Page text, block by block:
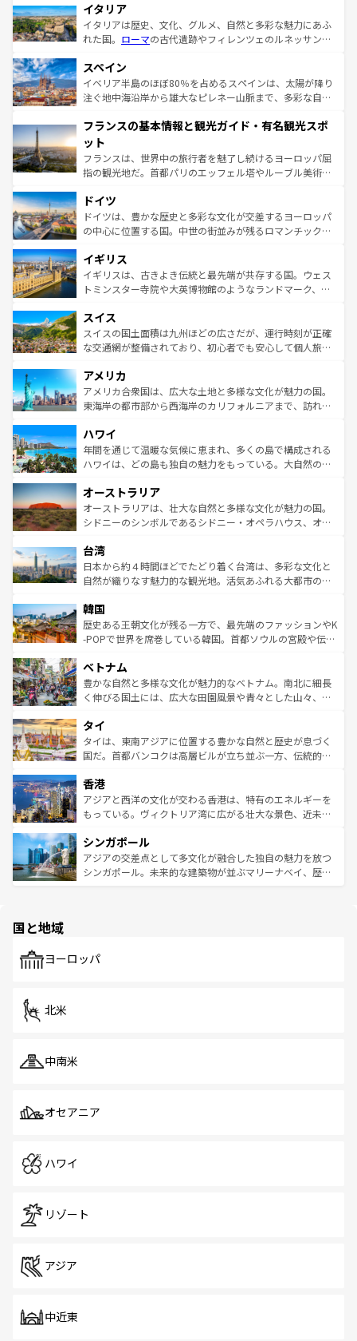
イタリア
イタリアは歴史、文化、グルメ、自然と多彩な魅力にあふ
れた国。 ローマの古代遺跡やフィレンツェのルネッサンス
ろん、トスカーナの美しい田園風景やアマルフィ海岸の絶
景など、自然景観も見逃せない。観光の合間には、本場の
ピザやパスタなど、絶品のイタリア料理を堪能することも
ませてくれるイタリアで、忘れられない旅をしてみよう！
なお、新着のイタリア情報は
しい。
スペイン
イベリア半島のほぼ80％を占めるスペインは、太陽が降り
注ぐ地中海沿岸から雄大なピレネー山脈まで、多彩な自然
文化が根付くこの国では、情熱的なフラメンコ、熱気あふ
れる闘牛、そして美味しいタパスが生活の一部となってい
る。首都マドリードの洗練された雰囲気や、バルセロナの
アートに溢れた街角から、地方では古代ローマ遺跡や中世
せる。地方によって風土や気候が異なるスペインはその個
性で訪れる人を魅了する。 なお、新着のスペイン情報は コ
ンテンツ一覧を参照してほしい。
フランスの基本情報と観光ガイド・有名観光スポ
ット
フランスは、世界中の旅行者を魅了し続けるヨーロッパ屈
指の観光地だ。首都パリのエッフェル塔やルーブル美術館
で、幅広い魅力が詰まっている。華麗な宮殿、歴史的な大
聖堂、美しいビーチ、そして豊かな自然が、訪れる者を心
から魅了する。また、フランスは美食の国としても知ら
いる。シャンパンの発祥地であるランス、プロヴァンスの
香り高いラベンダー畑など、多彩な楽しみ方が可能だ。さ
らに、パリ以外の地域にも魅力が溢れており、どの街角に
れる地方に足を運ぶとそれぞれで全く異なる文化を体験で
きるだろう。 なお、新着のフランス情報はコンテンツ一覧
を参照してほしい。
ドイツ
ドイツは、豊かな歴史と多彩な文化が交差するヨーロッパ
の中心に位置する国。中世の街並みが残るロマンチック街
顔を持つこの国は、どこを歩いても飽きることがない。ベ
ルリンの文化的活気、バイエルン州のアルプスの絶景、そ
してライン川沿いのワイン畑といった風景は必見。ビール
は、お酒好きな人にはぜひ体験してほしい。 なお、新着の
ドイツ情報はコンテンツ一覧を参照してほしい。
イギリス
イギリスは、古きよき伝統と最先端が共存する国。ウェス
トミンスター寺院や大英博物館のようなランドマーク、歴
リアごとに異なる魅力がある。また、優雅なアフタヌーン
ティー、ビール好きにはたまらない英国パブ、サッカー観
戦など、本場だからこそできる体験も豊富。イギリスを旅
ンツ一覧を参照してほしい。
スイス
スイスの国土面積は九州ほどの広さだが、運行時刻が正確
な交通網が整備されており、初心者でも安心して個人旅行
の建物がそのまま残る町や、スイスならではのユニークな
博物館もあり、アルプス観光だけでなく町歩きも満喫する
ことができる。国民の所得が高いため物価も高いが、旅行
ば市内交通費無料で観光を楽しむこともできる。 なお、新
着のスイス情報はコンテンツ一覧 を参照してほしい。
アメリカ
アメリカ合衆国は、広大な土地と多様な文化が魅力の国。
東海岸の都市部から西海岸のカリフォルニアまで、訪れる
のような巨大都市は、観光、ショッピング、エンターテイ
ンメントが詰まった刺激的なスポットだ。一方、アメリカ
西部には大自然が広がり、グランドキャニオンやイエロー
部のニューオーリンズでは、音楽と美食が融合した独特の
文化が魅力。旅行者はアメリカの各地域で異なる魅力を楽
しみながら、その多様性と豊かな歴史を感じることができ
ならではの贅沢な旅のスタイルだ。 なお、新着のアメリカ
情報はコンテンツ一覧を参照してほしい。
ハワイ
年間を通じて温暖な気候に恵まれ、多くの島で構成される
ハワイは、どの島も独自の魅力をもっている。大自然の神
ワイ島は見逃せない。また、定番の観光地といえばオアフ
島だが、静かな自然を求めるならマウイ島やカウアイ島が
おすすめ。エメラルドグリーンに輝く海をはじめ、豊かな
れるおもてなしの心で訪れる人々を迎えてくれるハワイの
人々、おいしいローカルフードやハワイアンミュージッ
ク、伝統的なフラダンスなど、すべてがハワイの魅力を彩
ワイを、存分に味わってほしい。 なお、新着のハワイ情報
はコンテンツ一覧を参照してほしい。
オーストラリア
オーストラリアは、壮大な自然と多様な文化が魅力の国。
シドニーのシンボルであるシドニー・オペラハウス、オー
リアリーフや大陸中央部にそびえるウルル（エアーズロッ
ク）、タスマニアの美しい原生林やケアンズの熱帯雨林な
ど、見どころがたくさん。また、カフェやワイン、オージ
いる。アクティビティも充実しており、サーフィンやダイ
ビング、ハイキングなど、アウトドア好きにはたまらな
い。オーストラリアの多彩な魅力を存分に味わいつくそ
参照してほしい。
台湾
日本から約４時間ほどでたどり着く台湾は、多彩な文化と
自然が織りなす魅力的な観光地。活気あふれる大都市の台
ン）、静ひつな山岳地帯である台湾東部など、都市の喧騒
と山間の静けさが共存しており、訪れる人に新しい発見と
驚きをもたらしてくれる。また、奥深い台湾の食文化も魅
容にもいいと評判のスイーツなど、バラエティ豊かな料理
が味わえる。 なお、新着の台湾情報は コンテンツ一覧を参
照してほしい。
韓国
歴史ある王朝文化が残る一方で、最先端のファッションやK
-POPで世界を席巻している韓国。首都ソウルの宮殿や伝統
き、地方に足を延ばせば四季折々の自然美を楽しむことが
できる。そして、キムチや焼肉、絶品のストリートフード
まで、さまざまな韓国料理が待っている。夜には、韓国な
リティに包まれながら、韓国の多彩な魅力を心ゆくまで味
わってみてほしい。 なお、新着の韓国情報はコンテンツ一
覧を参照してほしい。
ベトナム
豊かな自然と多様な文化が魅力的なベトナム。南北に細長
く伸びる国土には、広大な田園風景や青々とした山々、世
急速な発展と共に伝統が息づく。ハノイの古い町並みやホ
ーチミン市のフランス統治時代の建物も、独特の雰囲気を
醸し出している。また、バラエティの豊かさとおいしさで
とつ。フォーやバインミー、ベトナムコーヒーなどは、ぜ
ひ現地で味わいたい。どの地域を訪れてもあたたかい人々
が旅行者を迎えてくれるので、きっと忘れられない旅にな
参照してほしい。
タイ
タイは、東南アジアに位置する豊かな自然と歴史が息づく
国だ。首都バンコクは高層ビルが立ち並ぶ一方、伝統的な
の活気が交差している。北部ではチェンマイなどの山岳地
帯で自然と触れ合い、南部ではプーケットやクラビの美し
いビーチでリゾート気分を楽しむことができる。タイ料理
激する。気候は一年中温暖で、どの季節にも異なる楽しみ
が待っている。親しみやすいタイの人々、仏教を中心とし
た文化、そして多様な観光資源が、訪れる旅人を魅了し続
香港
アジアと西洋の文化が交わる香港は、特有のエネルギーを
もっている。ヴィクトリア湾に広がる壮大な景色、近未来
み、どこを訪れても感動するはず。観光スポットが密集し
ており、効率よく見どころを回れるのも魅力。息をのむよ
うな絶景から文化的な体験まで、香港を存分に楽しみ尽く
シンガポール
アジアの交差点として多文化が融合した独自の魅力を放つ
シンガポール。未来的な建築物が並ぶマリーナベイ、歴史
で、ホーカーズは地元の風情を楽しめる外せないスポット
国と地域
ヨーロッパ
北米
中南米
オセアニア
ハワイ
リゾート
アジア
中近東